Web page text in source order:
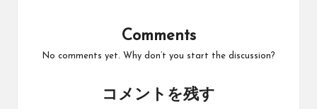
Comments
No comments yet. Why don’t you start the discussion?
コメントを残す